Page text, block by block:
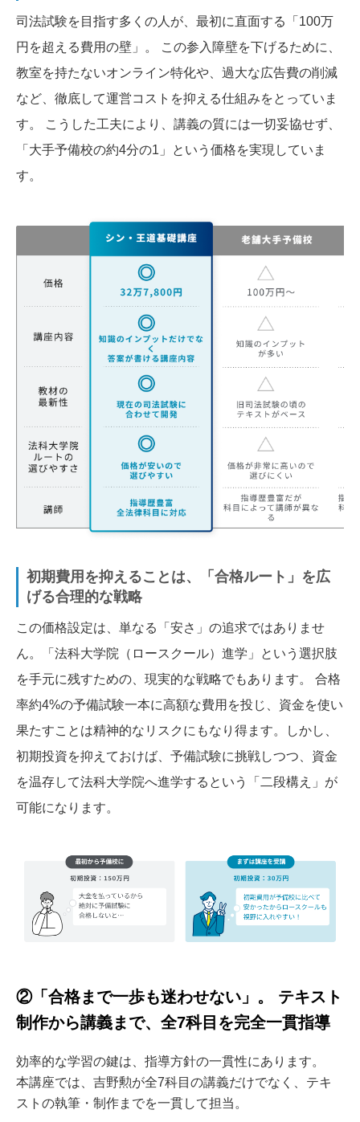
司法試験を目指す多くの人が、最初に直面する「100万
円を超える費用の壁」。 この参入障壁を下げるために、
教室を持たないオンライン特化や、過大な広告費の削減
など、徹底して運営コストを抑える仕組みをとっていま
す。 こうした工夫により、講義の質には一切妥協せず、
「大手予備校の約4分の1」という価格を実現していま
す。
初期費用を抑えることは、「合格ルート」を広
げる合理的な戦略
この価格設定は、単なる「安さ」の追求ではありませ
ん。「法科大学院（ロースクール）進学」という選択肢
を手元に残すための、現実的な戦略でもあります。 合格
率約4%の予備試験一本に高額な費用を投じ、資金を使い
果たすことは精神的なリスクにもなり得ます。しかし、
初期投資を抑えておけば、予備試験に挑戦しつつ、資金
を温存して法科大学院へ進学するという「二段構え」が
可能になります。
②「合格まで一歩も迷わせない」。 テキスト
制作から講義まで、全7科目を完全一貫指導
効率的な学習の鍵は、指導方針の一貫性にあります。
本講座では、吉野勲が全7科目の講義だけでなく、テキ
ストの執筆・制作までを一貫して担当。